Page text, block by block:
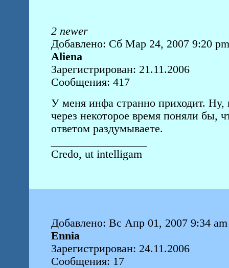
2 newer
Добавлено: Сб Мар 24, 2007 9:20 pm
Aliena
Зарегистрирован: 21.11.2006
Сообщения: 417
У меня инфа странно приходит.
через некоторое время поняли бы,
ответом раздумываете.
Credo, ut intelligam
Добавлено: Вс Апр 01, 2007 9:34 am
Ennia
Зарегистрирован: 24.11.2006
Сообщения: 17